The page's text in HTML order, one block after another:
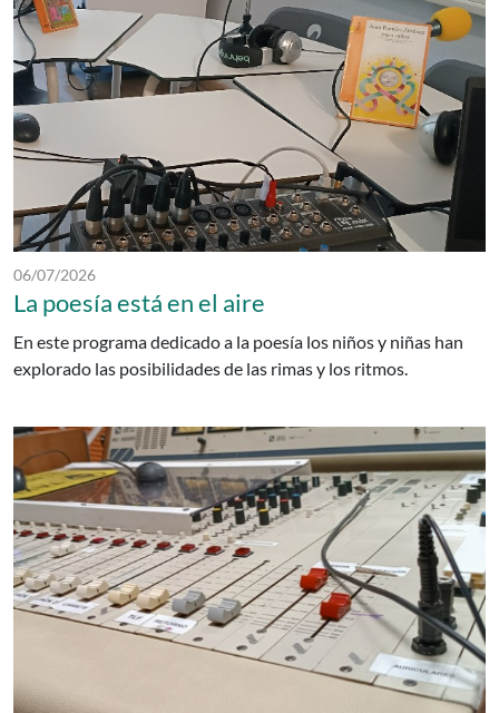
Fecha de publicación:
06/07/2026
La poesía está en el aire
En este programa dedicado a la poesía los niños y niñas han
explorado las posibilidades de las rimas y los ritmos.